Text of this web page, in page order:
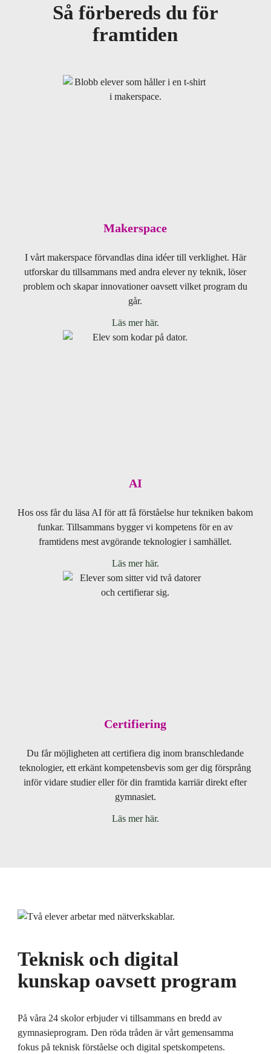
Så förbereds du för
framtiden
Makerspace
I vårt makerspace förvandlas dina idéer till verklighet. Här
utforskar du tillsammans med andra elever ny teknik, löser
problem och skapar innovationer oavsett vilket program du
går.
Läs mer här.
AI
Hos oss får du läsa AI för att få förståelse hur tekniken bakom
funkar. Tillsammans bygger vi kompetens för en av
framtidens mest avgörande teknologier i samhället.
Läs mer här.
Certifiering
Du får möjligheten att certifiera dig inom branschledande
teknologier, ett erkänt kompetensbevis som ger dig försprång
inför vidare studier eller för din framtida karriär direkt efter
gymnasiet.
Läs mer här.
Teknisk och digital
kunskap oavsett program
På våra 24 skolor erbjuder vi tillsammans en bredd av
gymnasieprogram. Den röda tråden är vårt gemensamma
fokus på teknisk förståelse och digital spetskompetens.